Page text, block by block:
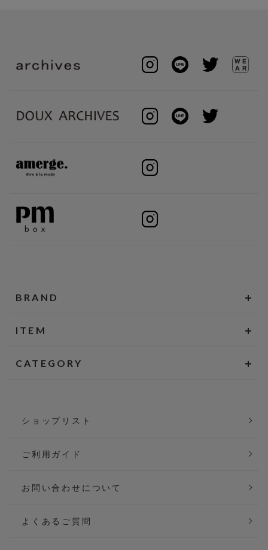
BRAND
ITEM
CATEGORY
ショップリスト
ご利用ガイド
お問い合わせについて
よくあるご質問